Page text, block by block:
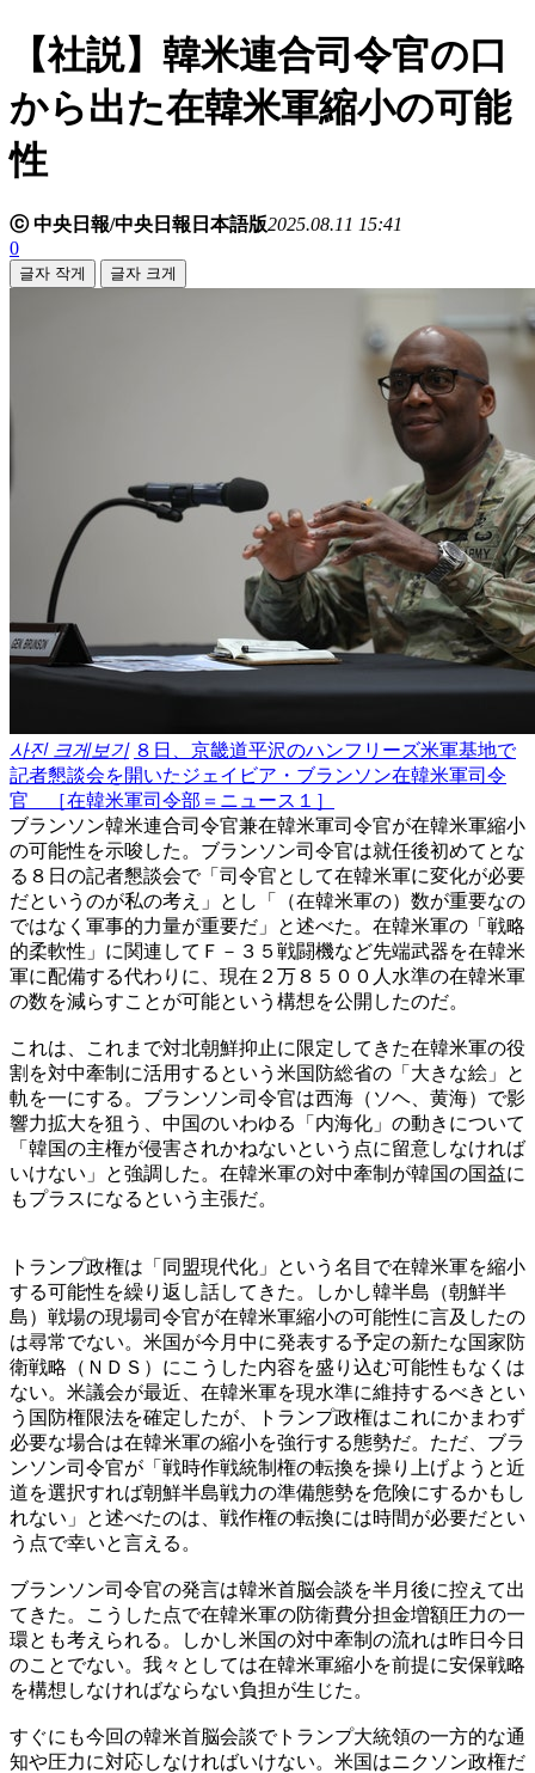
【社説】韓米連合司令官の口
から出た在韓米軍縮小の可能
性
ⓒ 中央日報/中央日報日本語版2025.08.11 15:41
0
글자 작게 글자 크게
사진 크게보기 ８日、京畿道平沢のハンフリーズ米軍基地で
記者懇談会を開いたジェイビア・ブランソン在韓米軍司令
官 ［在韓米軍司令部＝ニュース１］
ブランソン韓米連合司令官兼在韓米軍司令官が在韓米軍縮小
の可能性を示唆した。ブランソン司令官は就任後初めてとな
る８日の記者懇談会で「司令官として在韓米軍に変化が必要
だというのが私の考え」とし「（在韓米軍の）数が重要なの
ではなく軍事的力量が重要だ」と述べた。在韓米軍の「戦略
的柔軟性」に関連してＦ－３５戦闘機など先端武器を在韓米
軍に配備する代わりに、現在２万８５００人水準の在韓米軍
の数を減らすことが可能という構想を公開したのだ。
これは、これまで対北朝鮮抑止に限定してきた在韓米軍の役
割を対中牽制に活用するという米国防総省の「大きな絵」と
軌を一にする。ブランソン司令官は西海（ソヘ、黄海）で影
響力拡大を狙う、中国のいわゆる「内海化」の動きについて
「韓国の主権が侵害されかねないという点に留意しなければ
いけない」と強調した。在韓米軍の対中牽制が韓国の国益に
もプラスになるという主張だ。
トランプ政権は「同盟現代化」という名目で在韓米軍を縮小
する可能性を繰り返し話してきた。しかし韓半島（朝鮮半
島）戦場の現場司令官が在韓米軍縮小の可能性に言及したの
は尋常でない。米国が今月中に発表する予定の新たな国家防
衛戦略（ＮＤＳ）にこうした内容を盛り込む可能性もなくは
ない。米議会が最近、在韓米軍を現水準に維持するべきとい
う国防権限法を確定したが、トランプ政権はこれにかまわず
必要な場合は在韓米軍の縮小を強行する態勢だ。ただ、ブラ
ンソン司令官が「戦時作戦統制権の転換を操り上げようと近
道を選択すれば朝鮮半島戦力の準備態勢を危険にするかもし
れない」と述べたのは、戦作権の転換には時間が必要だとい
う点で幸いと言える。
ブランソン司令官の発言は韓米首脳会談を半月後に控えて出
てきた。こうした点で在韓米軍の防衛費分担金増額圧力の一
環とも考えられる。しかし米国の対中牽制の流れは昨日今日
のことでない。我々としては在韓米軍縮小を前提に安保戦略
を構想しなければならない負担が生じた。
すぐにも今回の韓米首脳会談でトランプ大統領の一方的な通
知や圧力に対応しなければいけない。米国はニクソン政権だ